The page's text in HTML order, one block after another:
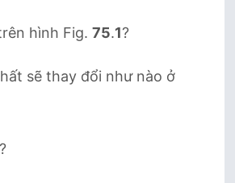
hình Fig. 75.1?
sẽ thay đổi như nào ở